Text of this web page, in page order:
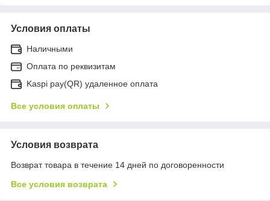
Условия оплаты
Наличными
Оплата по реквизитам
Kaspi pay(QR) удаленное оплата
Все условия оплаты
Условия возврата
Возврат товара в течение 14 дней по договоренности
Все условия возврата